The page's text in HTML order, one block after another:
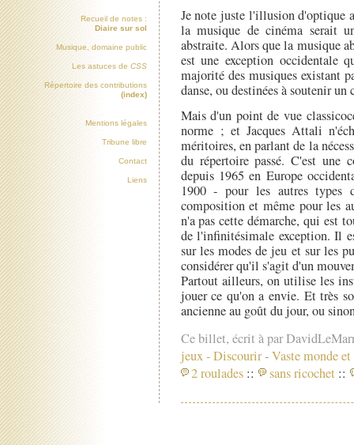
Je note juste l'illusion d'optique
la musique de cinéma serait
abstraite. Alors que la musique
est une exception
majorité des musiques existant
danse, ou destinées à soutenir un
Mais d'un point de vue
norme ; et Jacques Attali
méritoires, en parlant de la
du répertoire passé. C'est
depuis 1965 en Europe
1900 - pour les autres types
composition et même pour les
n'a pas cette démarche, qui est
de l'infinitésimale exception. Il
sur les modes de jeu et sur les
considérer qu'il s'agit d'un
Partout ailleurs, on utilise les
jouer ce qu'on a envie. Et très
ancienne au goût du jour, ou
Ce billet, écrit à par
jeux-Discourir-Vaste monde
2 roulades :: sans ricochet ::
Recueil de notes :
Diaire sur sol
Musique, domaine public
Les astuces de CSS
Répertoire des contributions
(index)
Mentions légales
Tribune libre
Contact
Liens